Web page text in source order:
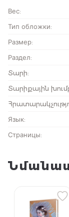
Вес:
Тип обложки:
Размер:
Раздел:
Տարի:
Տարիքային
Язык:
Страницы: